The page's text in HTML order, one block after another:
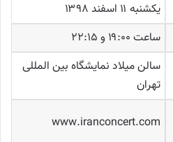
یکشنبه ۱۱ اسفند ۱۳۹۸
ساعت ۱۹:۰۰ و ۲۲:۱۵
سالن میلاد نمایشگاه بین المللی
تهران
www.iranconcert.com